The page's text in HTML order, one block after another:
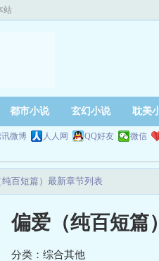
站
都市小说 玄幻小说 耽美
讯微博 人人网 QQ好友 微信
百短篇）最新章节列表
偏爱（纯百短篇）
分类：综合其他